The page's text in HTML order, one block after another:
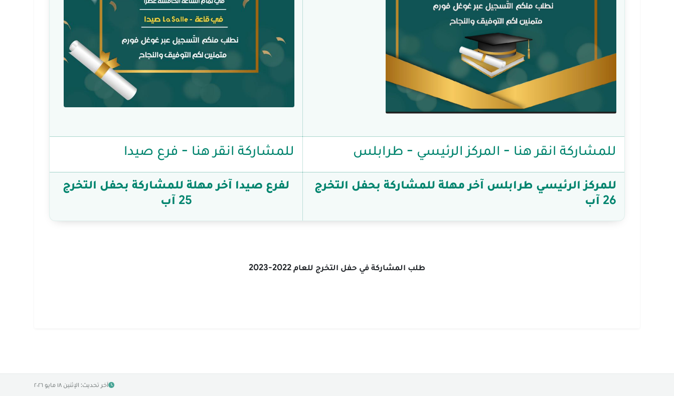
للمشاركة انقر هنا - المركز الرئيسي - طرابلس للمشاركة انقر هنا - فرع صيدا
للمركز الرئيسي طرابلس آخر مهلة للمشاركة بحفل التخرج
26 آب
لفرع صيدا آخر مهلة للمشاركة بحفل التخرج
25 آب
طلب المشاركة في حفل التخرج للعام 2022-2023
آخر تحديث: الإثنين ١٨ مايو ٢٠٢٦